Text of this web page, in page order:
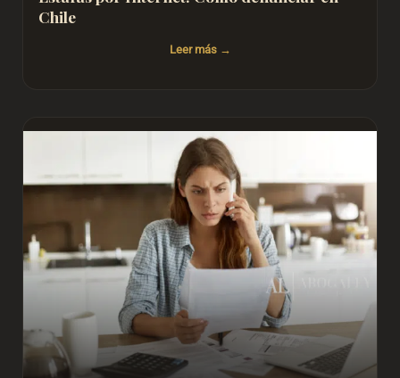
Chile
Leer más